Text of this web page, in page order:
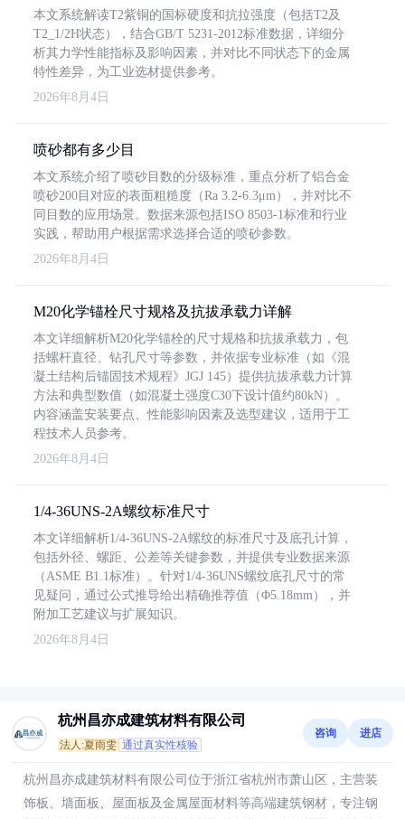
本文系统解读T2紫铜的国标硬度和抗拉强度（包括T2及
T2_1/2H状态），结合GB/T 5231-2012标准数据，详细分
析其力学性能指标及影响因素，并对比不同状态下的金属
特性差异，为工业选材提供参考。
2026年8月4日
喷砂都有多少目
本文系统介绍了喷砂目数的分级标准，重点分析了铝合金
喷砂200目对应的表面粗糙度（Ra 3.2-6.3μm），并对比不
同目数的应用场景。数据来源包括ISO 8503-1标准和行业
实践，帮助用户根据需求选择合适的喷砂参数。
2026年8月4日
M20化学锚栓尺寸规格及抗拔承载力详解
本文详细解析M20化学锚栓的尺寸规格和抗拔承载力，包
括螺杆直径、钻孔尺寸等参数，并依据专业标准（如《混
凝土结构后锚固技术规程》JGJ 145）提供抗拔承载力计算
方法和典型数值（如混凝土强度C30下设计值约80kN）。
内容涵盖安装要点、性能影响因素及选型建议，适用于工
程技术人员参考。
2026年8月4日
1/4-36UNS-2A螺纹标准尺寸
本文详细解析1/4-36UNS-2A螺纹的标准尺寸及底孔计算，
包括外径、螺距、公差等关键参数，并提供专业数据来源
（ASME B1.1标准）。针对1/4-36UNS螺纹底孔尺寸的常
见疑问，通过公式推导给出精确推荐值（Φ5.18mm），并
附加工艺建议与扩展知识。
2026年8月4日
杭州昌亦成建筑材料有限公司
法人:夏雨雯 通过真实性核验
咨询 进店
杭州昌亦成建筑材料有限公司位于浙江省杭州市萧山区，主营装
饰板、墙面板、屋面板及金属屋面材料等高端建筑钢材，专注钢